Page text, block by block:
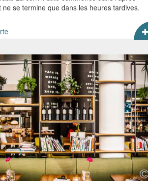
ne se termine que dans les heures tardives.